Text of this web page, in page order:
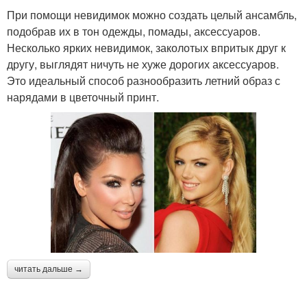
При помощи невидимок можно создать целый ансамбль,
подобрав их в тон одежды, помады, аксессуаров.
Несколько ярких невидимок, заколотых впритык друг к
другу, выглядят ничуть не хуже дорогих аксессуаров.
Это идеальный способ разнообразить летний образ с
нарядами в цветочный принт.
читать дальше →